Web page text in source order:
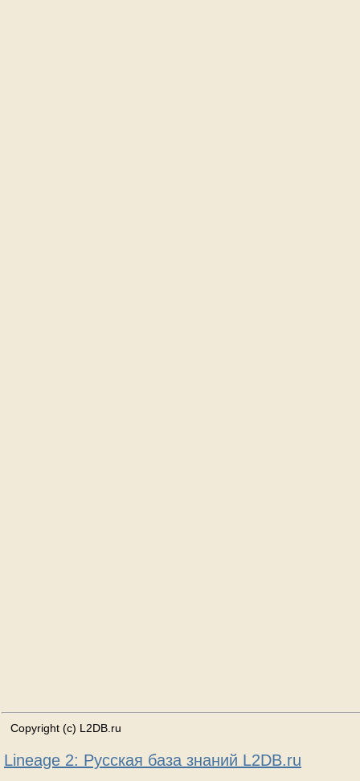
Copyright (c) L2DB.ru
Lineage 2: Русская база знаний L2DB.ru